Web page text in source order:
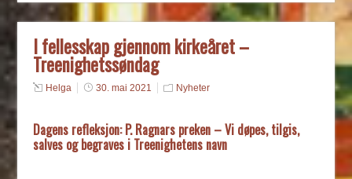
I fellesskap gjennom kirkeåret –
Treenighetssøndag
Helga 30. mai 2021 Nyheter
Dagens refleksjon: P. Ragnars preken – Vi døpes, tilgis,
salves og begraves i Treenighetens navn